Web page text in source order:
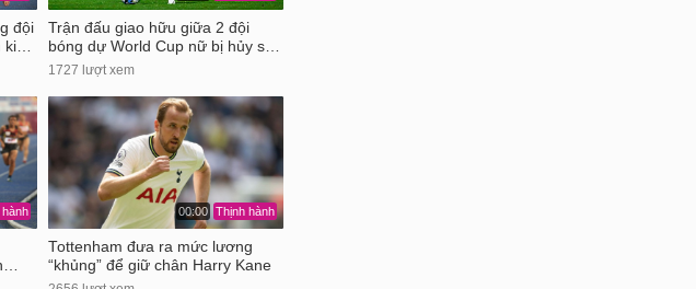
đội
ki…
Trận đấu giao hữu giữa 2 đội
bóng dự World Cup nữ bị hủy s…
1727 lượt xem
00:00 Thịnh hành
Tottenham đưa ra mức lương
“khủng” để giữ chân Harry Kane